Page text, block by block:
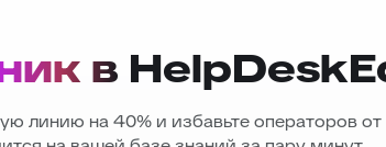
в
линию на 40% и избавьте операторов